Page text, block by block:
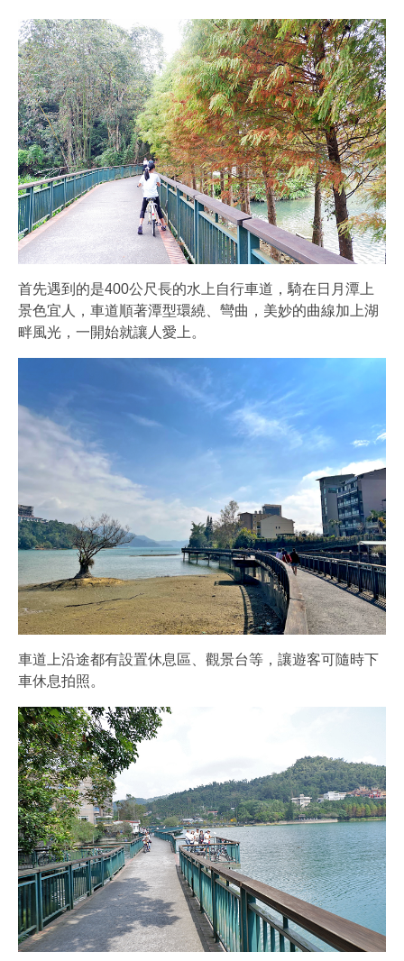
首先遇到的是400公尺長的水上自行車道，騎在日月潭上
景色宜人，車道順著潭型環繞、彎曲，美妙的曲線加上湖
畔風光，一開始就讓人愛上。
車道上沿途都有設置休息區、觀景台等，讓遊客可隨時下
車休息拍照。